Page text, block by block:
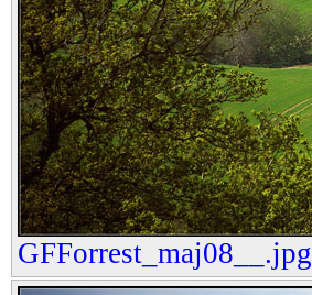
GFForrest_maj08__.jpg